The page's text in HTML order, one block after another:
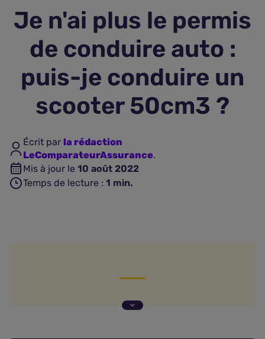
Assurance vie
Plus d'assurances
Je n'ai plus le permis
de conduire auto :
puis-je conduire un
scooter 50cm3 ?
Écrit par la rédaction
LeComparateurAssurance.
Mis à jour le 10 août 2022
Temps de lecture : 1 min.
Conduire un scooter sans permis de conduire